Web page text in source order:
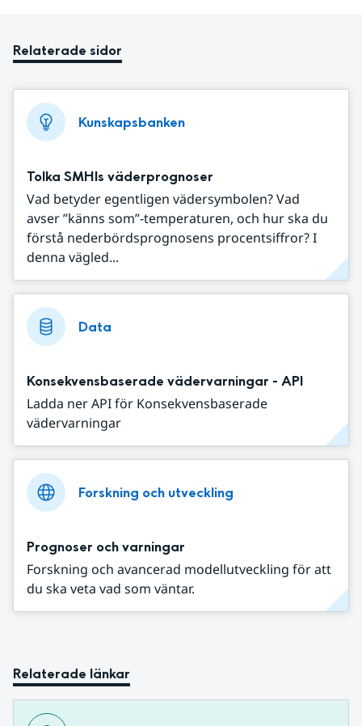
Relaterade sidor
Kunskapsbanken
Tolka SMHIs väderprognoser
Vad betyder egentligen vädersymbolen? Vad
avser ”känns som”-temperaturen, och hur ska du
förstå nederbördsprognosens procentsiffror? I
denna vägled...
Data
Konsekvensbaserade vädervarningar - API
Ladda ner API för Konsekvensbaserade
vädervarningar
Forskning och utveckling
Prognoser och varningar
Forskning och avancerad modellutveckling för att
du ska veta vad som väntar.
Relaterade länkar